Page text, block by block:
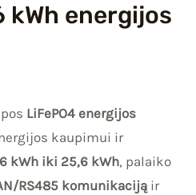
kWh energijos
LiFePO4 energijos
kaupimui ir
kWh iki 25,6 kWh, palaiko
RS485 komunikacijąir